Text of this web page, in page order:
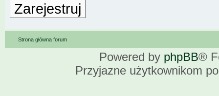
Zarejestruj
Strona główna forum
Powered by phpBB®
Przyjazne użytkownikom